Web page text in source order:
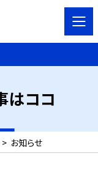
はココ
> お知らせ